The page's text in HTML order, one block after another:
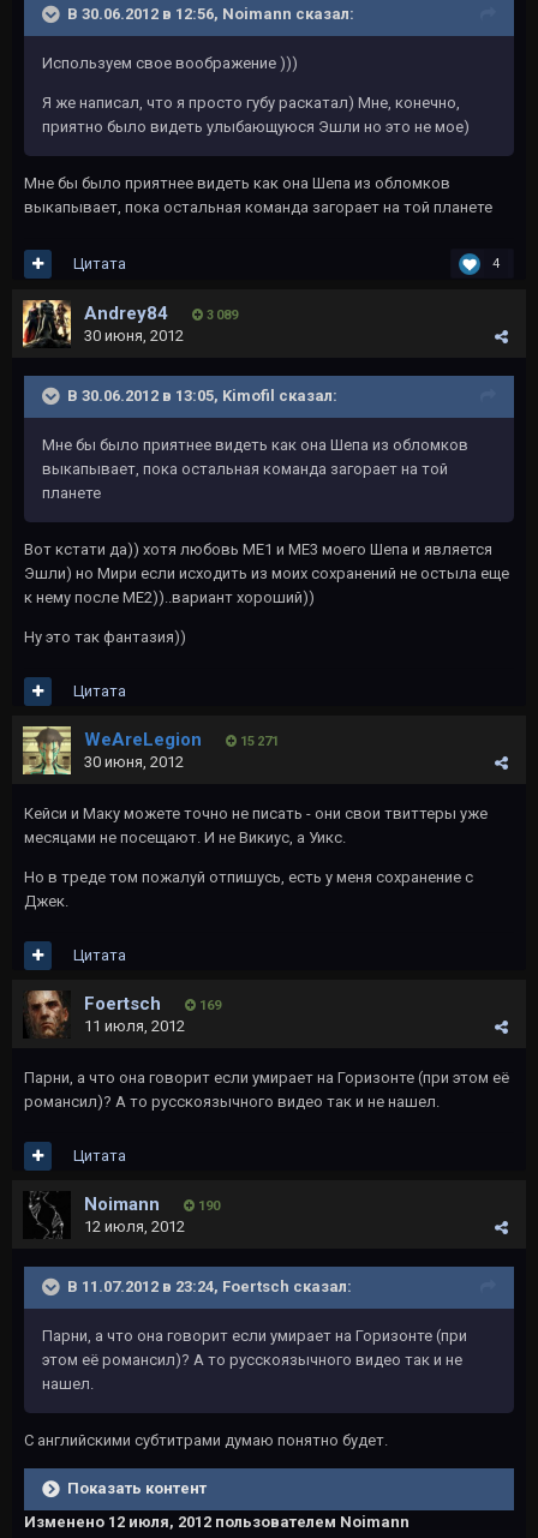
В 30.06.2012 в 12:56, Noimann сказал:
Используем свое воображение )))
Я же написал, что я просто губу раскатал) Мне, конечно,
приятно было видеть улыбающуюся Эшли но это не мое)
Мне бы было приятнее видеть как она Шепа из обломков
выкапывает, пока остальная команда загорает на той планете
4
Цитата
Andrey84 3 089
30 июня, 2012
В 30.06.2012 в 13:05, Kimofil сказал:
Мне бы было приятнее видеть как она Шепа из обломков
выкапывает, пока остальная команда загорает на той
планете
Вот кстати да)) хотя любовь МЕ1 и МЕ3 моего Шепа и является
Эшли) но Мири если исходить из моих сохранений не остыла еще
к нему после МЕ2))..вариант хороший))
Ну это так фантазия))
Цитата
WeAreLegion 15 271
30 июня, 2012
Кейси и Маку можете точно не писать - они свои твиттеры уже
месяцами не посещают. И не Викиус, а Уикс.
Но в треде том пожалуй отпишусь, есть у меня сохранение с
Джек.
Цитата
Foertsch 169
11 июля, 2012
Парни, а что она говорит если умирает на Горизонте (при этом её
романсил)? А то русскоязычного видео так и не нашел.
Цитата
Noimann 190
12 июля, 2012
В 11.07.2012 в 23:24, Foertsch сказал:
Парни, а что она говорит если умирает на Горизонте (при
этом её романсил)? А то русскоязычного видео так и не
нашел.
С английскими субтитрами думаю понятно будет.
Показать контент
Изменено 12 июля, 2012 пользователем Noimann